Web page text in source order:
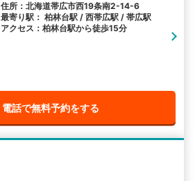
住所：北海道帯広市西19条南2-14-6
最寄り駅： 柏林台駅 / 西帯広駅 / 帯広駅
アクセス：柏林台駅から徒歩15分
電話で無料予約をする